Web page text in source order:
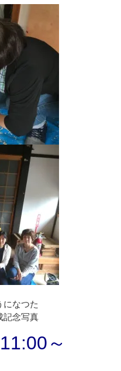
なつた
記念写真
～